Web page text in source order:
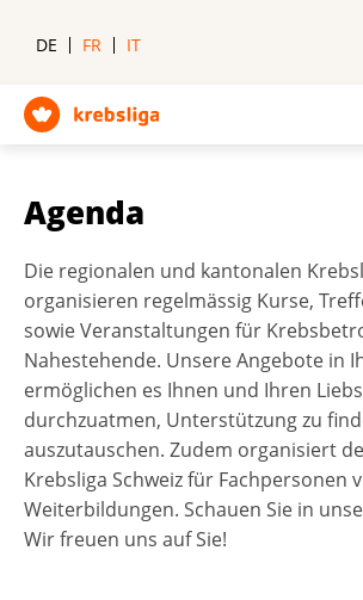
DE FR IT
Agenda
Die regionalen und kantonalen
organisieren regelmässig Kurse,
sowie Veranstaltungen für
Nahestehende. Unsere Angebote in
ermöglichen es Ihnen und Ihren
durchzuatmen, Unterstützung zu
auszutauschen. Zudem organisiert
Krebsliga Schweiz für Fachpersonen
Weiterbildungen. Schauen Sie in
Wir freuen uns auf Sie!